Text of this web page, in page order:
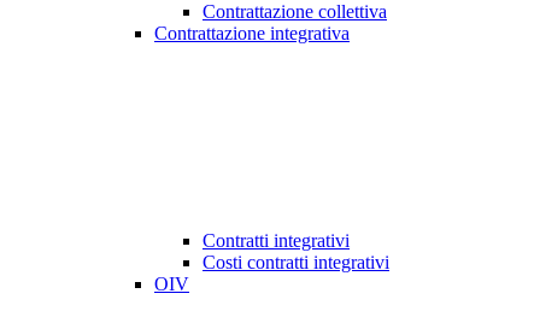
Contrattazione collettiva
Contrattazione integrativa
Contratti integrativi
Costi contratti integrativi
OIV